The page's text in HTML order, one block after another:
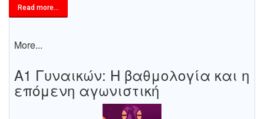
Read more...
More...
Α1 Γυναικών: Η βαθμολογία και η
επόμενη αγωνιστική